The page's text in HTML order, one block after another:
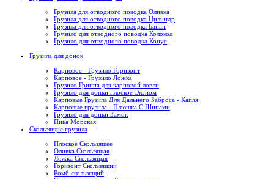
Грузила для отводного поводка Оливка
Грузила для отводного поводка Цилиндр
Грузила для отводного поводка Банан
Грузило для отводного поводка Колокол
Грузило для отводного поводка Конус
Грузила для донок
Карповое - Грузило Горизонт
Карповое - Грузило Ложка
Грузило Гриппа для карповой ловли
Грузило для донки плоское Эконом
Карповые Грузила Для Дальнего Заброса - Капля
Карповые грузила - Плюшка С Шипами
Грузило для донки Замок
Пика Морская
Скользящие грузила
Плоское Скользящее
Оливка Скользящая
Ложка Скользящая
Горизонт Скользящий
Ромб скользящий